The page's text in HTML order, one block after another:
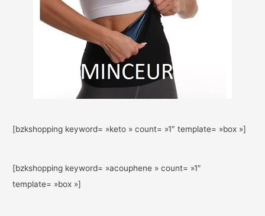
[bzkshopping keyword= »keto » count= »1″ template= »box »]
[bzkshopping keyword= »acouphene » count= »1″
template= »box »]